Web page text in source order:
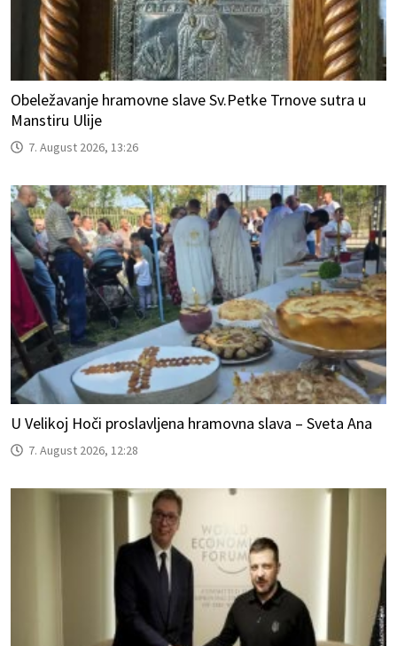
Obeležavanje hramovne slave Sv.Petke Trnove sutra u
Manstiru Ulije
7. August 2026, 13:26
U Velikoj Hoči proslavljena hramovna slava – Sveta Ana
7. August 2026, 12:28